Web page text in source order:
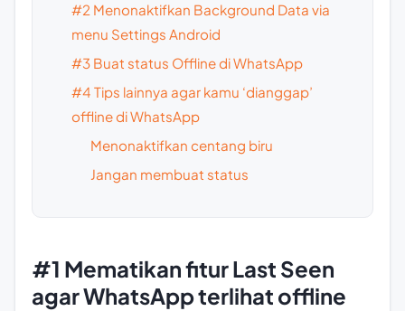
#2 Menonaktifkan Background Data via
menu Settings Android
#3 Buat status Offline di WhatsApp
#4 Tips lainnya agar kamu ‘dianggap’
offline di WhatsApp
Menonaktifkan centang biru
Jangan membuat status
#1 Mematikan fitur Last Seen
agar WhatsApp terlihat offline